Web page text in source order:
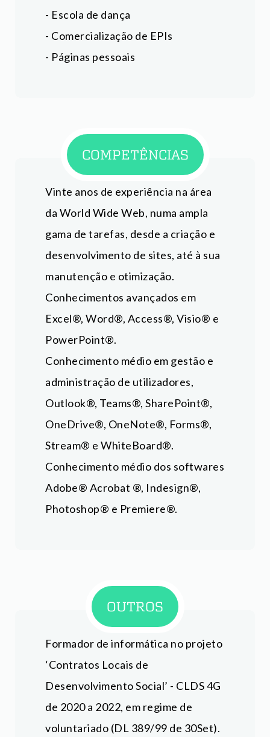
- Escola de dança
- Comercialização de EPIs
- Páginas pessoais
COMPETÊNCIAS
Vinte anos de experiência na área
da World Wide Web, numa ampla
gama de tarefas, desde a criação e
desenvolvimento de sites, até à sua
manutenção e otimização.
Conhecimentos avançados em
Excel®, Word®, Access®, Visio® e
PowerPoint®.
Conhecimento médio em gestão e
administração de utilizadores,
Outlook®, Teams®, SharePoint®,
OneDrive®, OneNote®, Forms®,
Stream® e WhiteBoard®.
Conhecimento médio dos softwares
Adobe® Acrobat ®, Indesign®,
Photoshop® e Premiere®.
OUTROS
Formador de informática no projeto
‘Contratos Locais de
Desenvolvimento Social’ - CLDS 4G
de 2020 a 2022, em regime de
voluntariado (DL 389/99 de 30Set).